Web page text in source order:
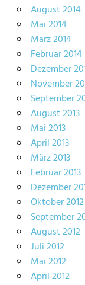
August 2014
Mai 2014
März 2014
Februar 2014
Dezember
November
September
August 2013
Mai 2013
April 2013
März 2013
Februar 2013
Dezember
Oktober 2012
September
August 2012
Juli 2012
Mai 2012
April 2012